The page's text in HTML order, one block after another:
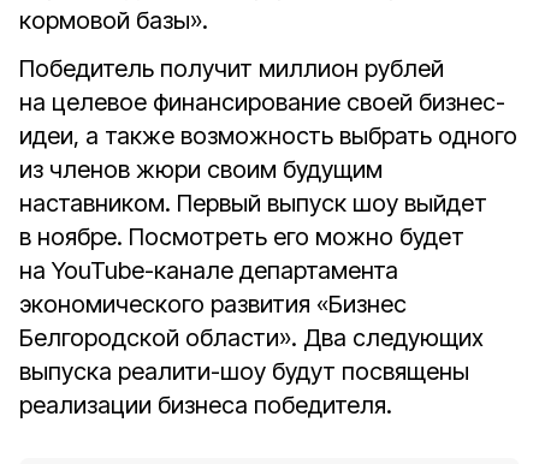
кормовой базы».
Победитель получит миллион рублей
на целевое финансирование своей бизнес-
идеи, а также возможность выбрать одного
из членов жюри своим будущим
наставником. Первый выпуск шоу выйдет
в ноябре. Посмотреть его можно будет
на YouTube-канале департамента
экономического развития «Бизнес
Белгородской области». Два следующих
выпуска реалити-шоу будут посвящены
реализации бизнеса победителя.